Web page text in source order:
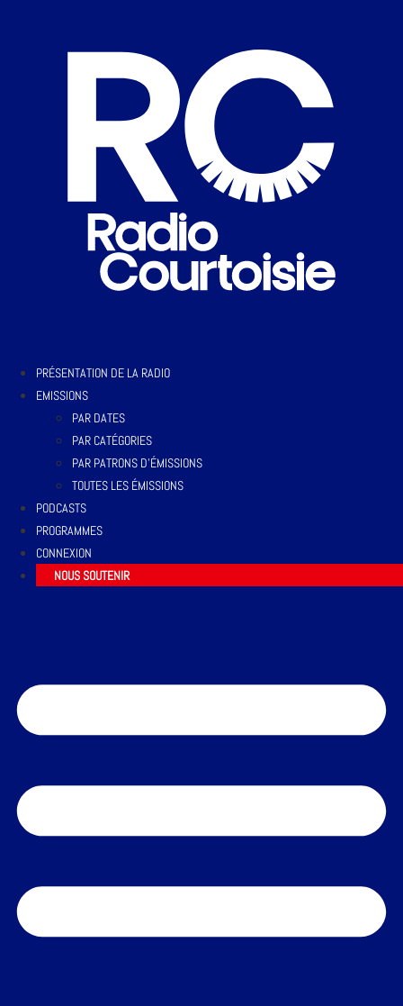
PRÉSENTATION DE LA RADIO
EMISSIONS
PAR DATES
PAR CATÉGORIES
PAR PATRONS D’ÉMISSIONS
TOUTES LES ÉMISSIONS
PODCASTS
PROGRAMMES
CONNEXION
NOUS SOUTENIR